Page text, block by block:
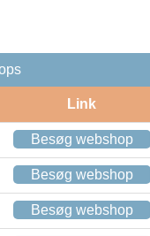
Link
Besøg webshop
Besøg webshop
Besøg webshop